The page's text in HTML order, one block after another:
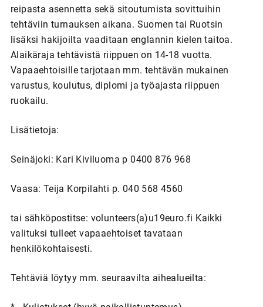
reipasta asennetta sekä sitoutumista sovittuihin
tehtäviin turnauksen aikana. Suomen tai Ruotsin
lisäksi hakijoilta vaaditaan englannin kielen taitoa.
Alaikäraja tehtävistä riippuen on 14-18 vuotta.
Vapaaehtoisille tarjotaan mm. tehtävän mukainen
varustus, koulutus, diplomi ja työajasta riippuen
ruokailu.
Lisätietoja:
Seinäjoki: Kari Kiviluoma p 0400 876 968
Vaasa: Teija Korpilahti p. 040 568 4560
tai sähköpostitse: volunteers(a)u19euro.fi Kaikki
valituksi tulleet vapaaehtoiset tavataan
henkilökohtaisesti.
Tehtäviä löytyy mm. seuraavilta aihealueilta: